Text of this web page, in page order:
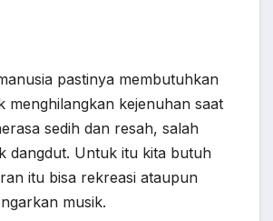
pastinya membutuhkan
menghilangkan kejenuhan saat
sedih dan resah, salah
dangdut. Untuk itu kita butuh
itu bisa rekreasi ataupun
musik.